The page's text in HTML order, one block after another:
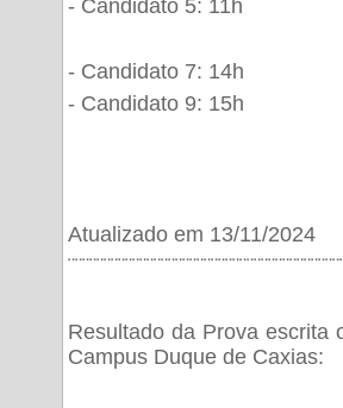
- Candidato 5: 11h
- Candidato 7: 14h
- Candidato 9: 15h
Atualizado em 13/11/2024
Resultado da Prova escrita
Campus Duque de Caxias: